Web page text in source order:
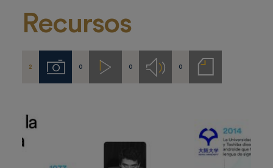
Recursos
2 Imágenes
0 Videos
0 Audios
0
Notas
de